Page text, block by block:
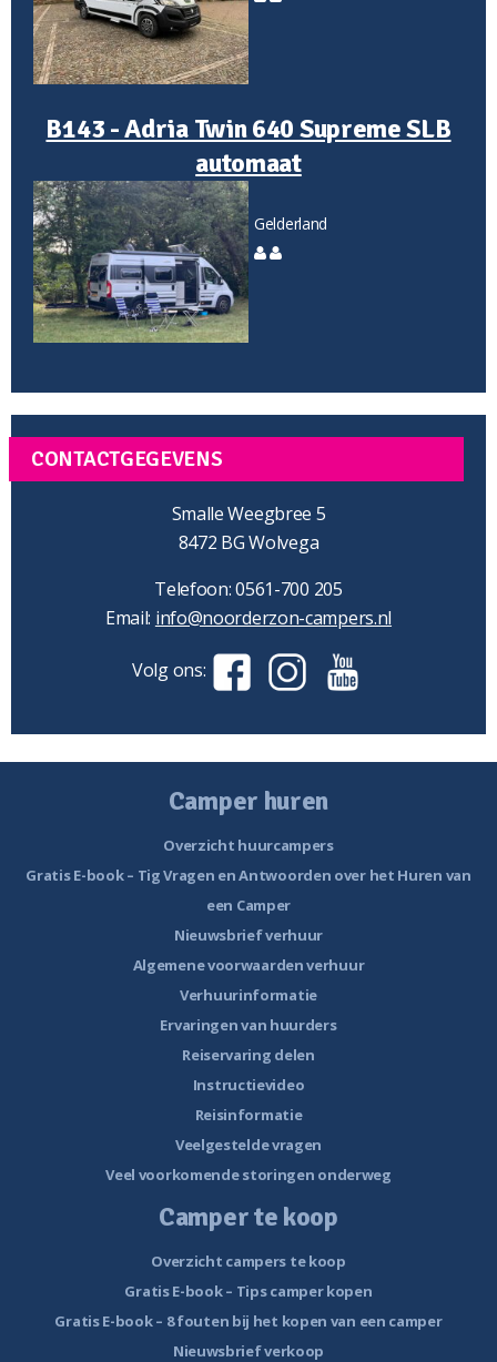
B143 - Adria Twin 640 Supreme SLB
automaat
Gelderland
CONTACTGEGEVENS
Smalle Weegbree 5
8472 BG Wolvega
Telefoon: 0561-700 205
Email: info@noorderzon-campers.nl
Volg ons:
Camper huren
Overzicht huurcampers
Gratis E-book – Tig Vragen en Antwoorden over het Huren van
een Camper
Nieuwsbrief verhuur
Algemene voorwaarden verhuur
Verhuurinformatie
Ervaringen van huurders
Reiservaring delen
Instructievideo
Reisinformatie
Veelgestelde vragen
Veel voorkomende storingen onderweg
Camper te koop
Overzicht campers te koop
Gratis E-book – Tips camper kopen
Gratis E-book – 8 fouten bij het kopen van een camper
Nieuwsbrief verkoop